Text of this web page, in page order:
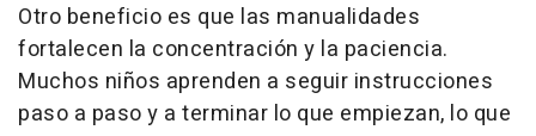
Otro beneficio es que las manualidades
fortalecen la concentración y la paciencia.
Muchos niños aprenden a seguir instrucciones
paso a paso y a terminar lo que empiezan, lo que